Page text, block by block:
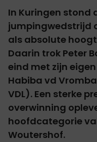
In Kuringen stond
jumpingwedstrijd
als absolute
Daarin trok Peter
eind met zijn
Habiba vd
VDL). Een sterke
overwinning
hoofdcategorie
Woutershof.